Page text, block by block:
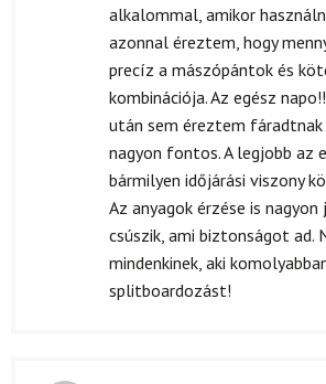
alkalommal, amikor
azonnal éreztem, hogy
precíz a mászópántok és
kombinációja. Az egész
után sem éreztem
nagyon fontos. A legjobb az
bármilyen időjárási viszony
Az anyagok érzése is
csúszik, ami biztonságot ad.
mindenkinek, aki
splitboardozást!